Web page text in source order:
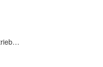
von Naturrohstoffen e.K.